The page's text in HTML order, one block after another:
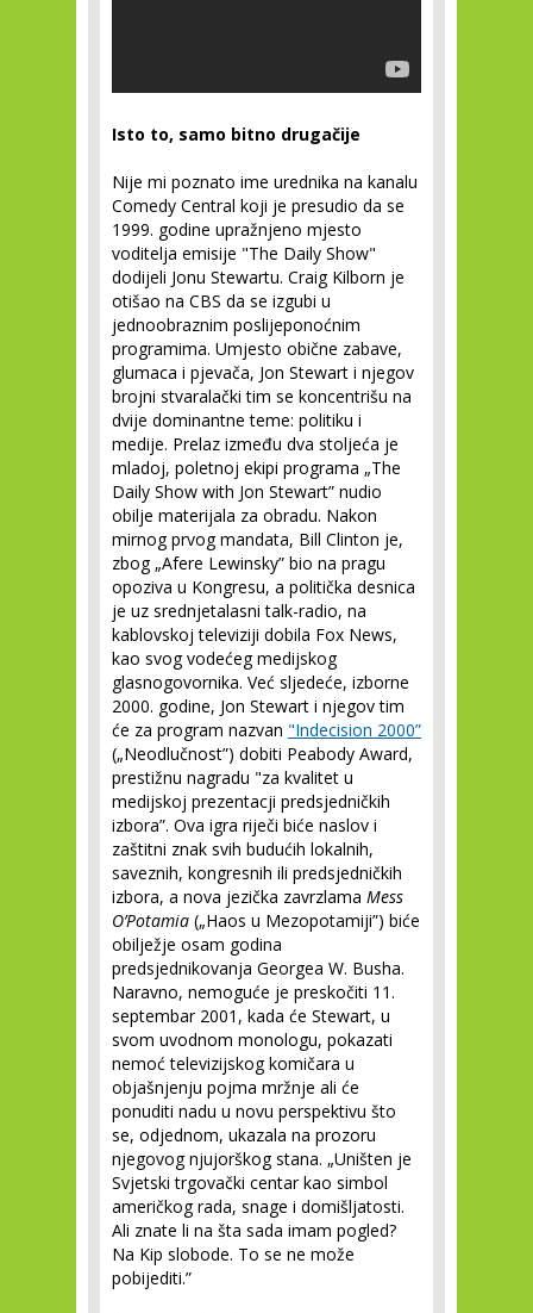
Isto to, samo bitno drugačije
Nije mi poznato ime urednika na kanalu
Comedy Central koji je presudio da se
1999. godine upražnjeno mjesto
voditelja emisije "The Daily Show"
dodijeli Jonu Stewartu. Craig Kilborn je
otišao na CBS da se izgubi u
jednoobraznim poslijeponoćnim
programima. Umjesto obične zabave,
glumaca i pjevača, Jon Stewart i njegov
brojni stvaralački tim se koncentrišu na
dvije dominantne teme: politiku i
medije. Prelaz između dva stoljeća je
mladoj, poletnoj ekipi programa „The
Daily Show with Jon Stewart” nudio
obilje materijala za obradu. Nakon
mirnog prvog mandata, Bill Clinton je,
zbog „Afere Lewinsky” bio na pragu
opoziva u Kongresu, a politička desnica
je uz srednjetalasni talk-radio, na
kablovskoj televiziji dobila Fox News,
kao svog vodećeg medijskog
glasnogovornika. Već sljedeće, izborne
2000. godine, Jon Stewart i njegov tim
će za program nazvan "Indecision 2000”
(„Neodlučnost”) dobiti Peabody Award,
prestižnu nagradu "za kvalitet u
medijskoj prezentacji predsjedničkih
izbora”. Ova igra riječi biće naslov i
zaštitni znak svih budućih lokalnih,
saveznih, kongresnih ili predsjedničkih
izbora, a nova jezička zavrzlama Mess
O’Potamia („Haos u Mezopotamiji”) biće
obilježje osam godina
predsjednikovanja Georgea W. Busha.
Naravno, nemoguće je preskočiti 11.
septembar 2001, kada će Stewart, u
svom uvodnom monologu, pokazati
nemoć televizijskog komičara u
objašnjenju pojma mržnje ali će
ponuditi nadu u novu perspektivu što
se, odjednom, ukazala na prozoru
njegovog njujorškog stana. „Uništen je
Svjetski trgovački centar kao simbol
američkog rada, snage i domišljatosti.
Ali znate li na šta sada imam pogled?
Na Kip slobode. To se ne može
pobijediti.”